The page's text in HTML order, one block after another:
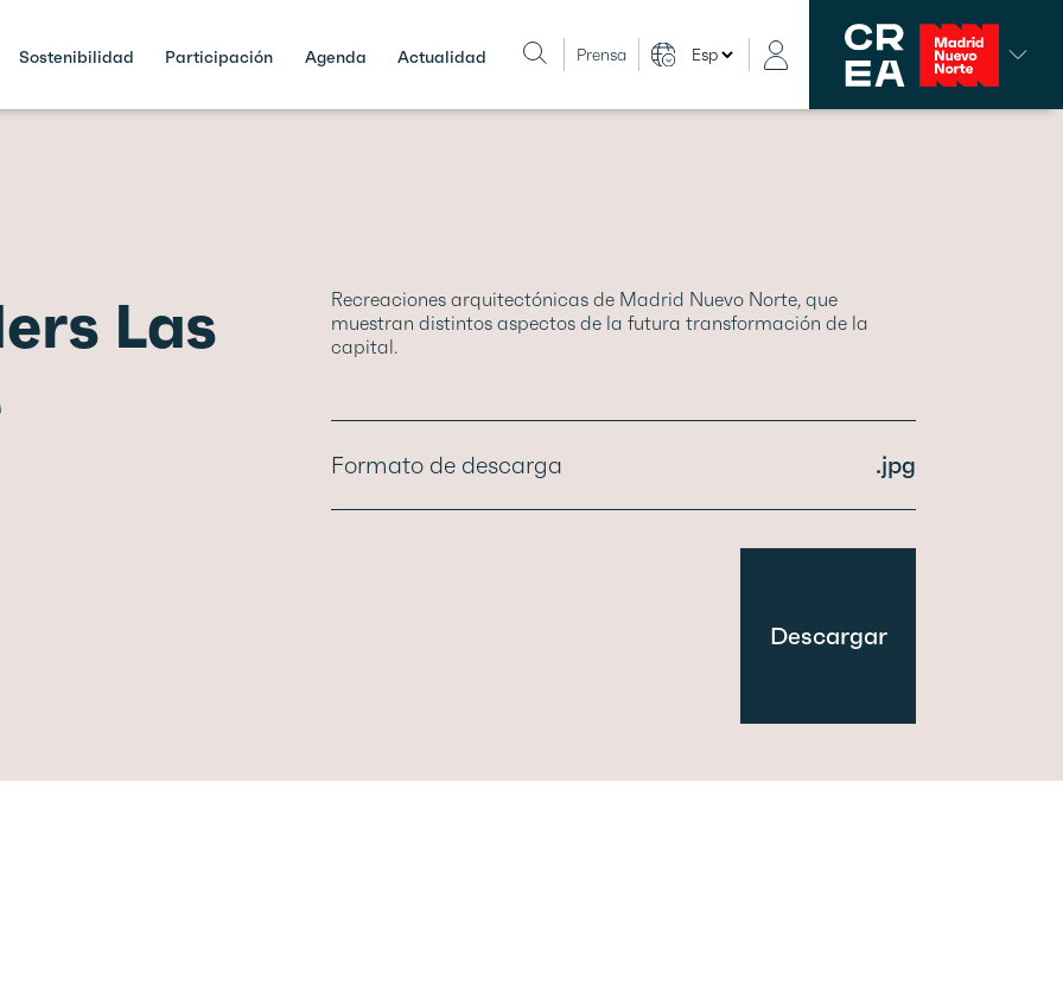
Sostenibilidad Participación Agenda Actualidad Prensa
Las
Recreaciones arquitectónicas de Madrid Nuevo Norte, que
muestran distintos aspectos de la futura transformación de la
capital.
Formato de descarga .jpg
Descargar